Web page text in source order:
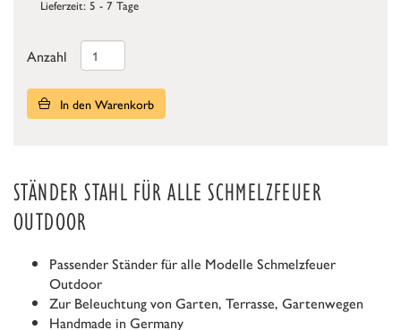
Lieferzeit: 5 - 7 Tage
Anzahl
In den Warenkorb
STÄNDER STAHL FÜR ALLE SCHMELZFEUER
OUTDOOR
Passender Ständer für alle Modelle Schmelzfeuer
Outdoor
Zur Beleuchtung von Garten, Terrasse, Gartenwegen
Handmade in Germany